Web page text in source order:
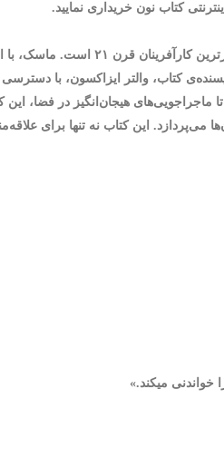
کتاب نون خریداری نمایید.
ایلان ماسک: مردی که آینده را می‌سازد؛ این کتاب
کتاب، والتر ایزاکسون، با
هیجان‌انگیز در فضا، این
این کتاب نه تنها برای
میکند.»